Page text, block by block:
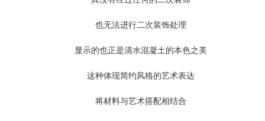
也无法进行二次装饰处理
显示的也正是清水混凝土的本色之美
这种体现简约风格的艺术表达
将材料与艺术搭配相结合